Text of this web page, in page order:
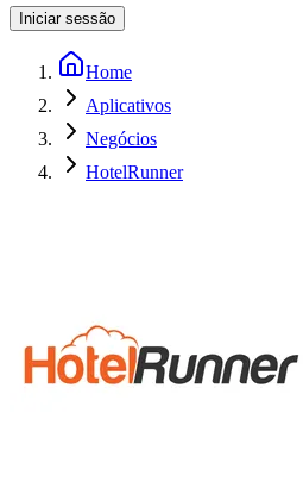
Iniciar sessão
Home
Aplicativos
Negócios
HotelRunner